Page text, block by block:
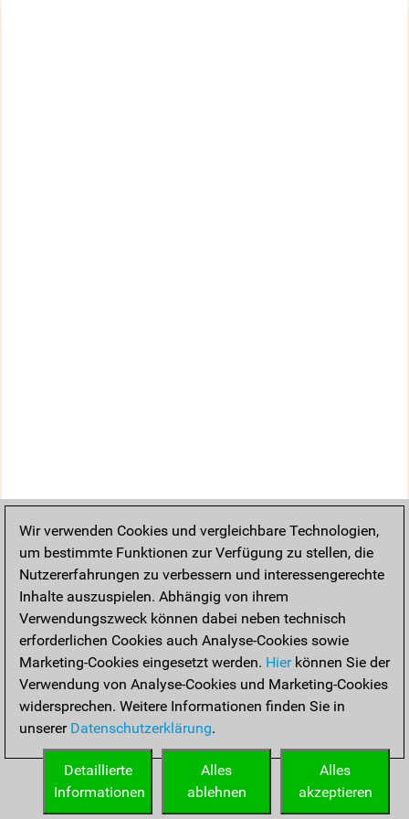
Wir verwenden Cookies und vergleichbare Technologien,
um bestimmte Funktionen zur Verfügung zu stellen, die
Nutzererfahrungen zu verbessern und interessengerechte
Inhalte auszuspielen. Abhängig von ihrem
Verwendungszweck können dabei neben technisch
erforderlichen Cookies auch Analyse-Cookies sowie
Marketing-Cookies eingesetzt werden. Hierkönnen Sie der
Verwendung von Analyse-Cookies und Marketing-Cookies
widersprechen. Weitere Informationen finden Sie in
unserer Datenschutzerklärung.
Alles
akzeptieren
Alles
ablehnen
Detaillierte
Informationen